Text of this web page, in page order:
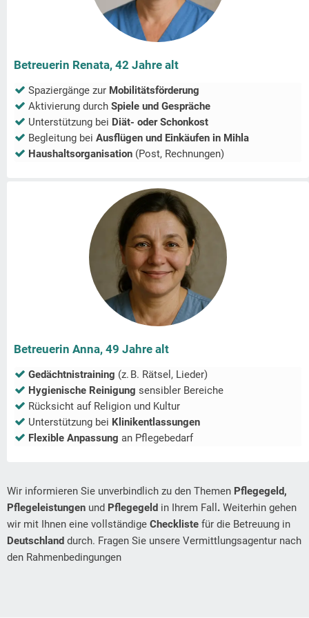
Betreuerin Renata, 42 Jahre alt
Spaziergänge zur Mobilitätsförderung
Aktivierung durch Spiele und Gespräche
Unterstützung bei Diät- oder Schonkost
Begleitung bei Ausflügen und Einkäufen in Mihla
Haushaltsorganisation (Post, Rechnungen)
Betreuerin Anna, 49 Jahre alt
Gedächtnistraining (z. B. Rätsel, Lieder)
Hygienische Reinigung sensibler Bereiche
Rücksicht auf Religion und Kultur
Unterstützung bei Klinikentlassungen
Flexible Anpassung an Pflegebedarf
Wir informieren Sie unverbindlich zu den Themen Pflegegeld,
Pflegeleistungen und Pflegegeld in Ihrem Fall . Weiterhin gehen
wir mit Ihnen eine vollständige Checkliste für die Betreuung in
Deutschland durch. Fragen Sie unsere Vermittlungsagentur nach
den Rahmenbedingungen